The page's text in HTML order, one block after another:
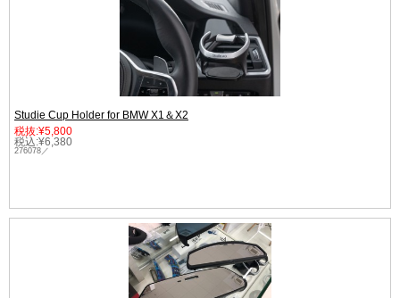
Studie Cup Holder for BMW X1＆X2
税抜:¥5,800
税込:¥6,380
276078／